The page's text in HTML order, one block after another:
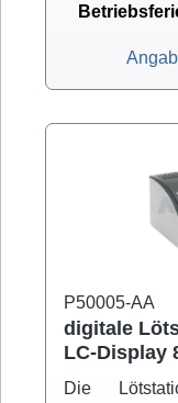
P50005-AA
digitale
LC-Display
Die